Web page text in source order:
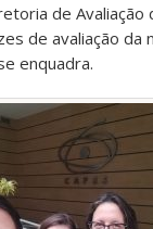
de Avaliação
de avaliação da
enquadra.